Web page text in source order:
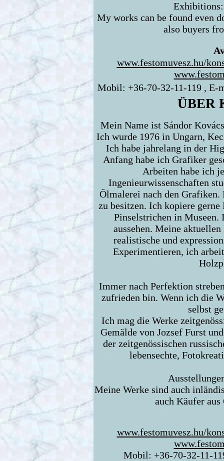
Exhibitions:
My works can be found even
also buyers
www.festomuvesz.hu/
Mobil: +36-70-32-11-119 ,
ÜBER
Mein Name ist Sándor
Ich wurde 1976 in Ungarn,
Ich habe jahrelang in der
Anfang habe ich Grafiker
Arbeiten habe ich
Ingenieurwissenschaften
Ölmalerei nach den Grafiken.
zu besitzen. Ich kopiere
Pinselstrichen in Museen.
aussehen. Meine
realistische und
Experimentieren, ich
Immer nach Perfektion
zufrieden bin. Wenn ich die
selbst
Ich mag die Werke
Gemälde von Jozsef Furst
der zeitgenössischen
lebensechte,
Meine Werke sind auch
auch Käufer
www.festomuvesz.hu/
Mobil: +36-70-32-11-